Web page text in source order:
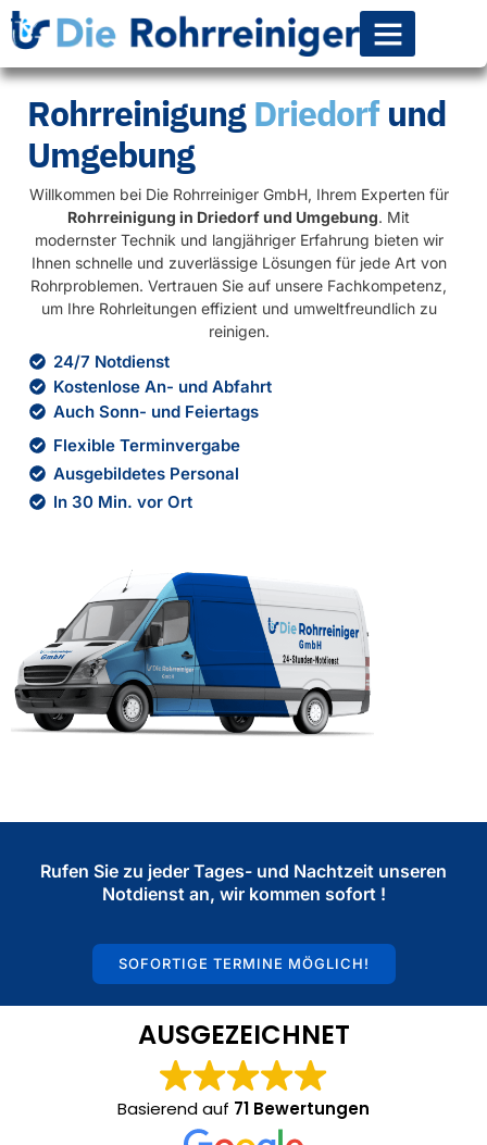
RohrreinigungDriedorf und
Umgebung
Willkommen bei Die Rohrreiniger GmbH, Ihrem Experten für
Rohrreinigung in Driedorf und Umgebung. Mit
modernster Technik und langjähriger Erfahrung bieten wir
Ihnen schnelle und zuverlässige Lösungen für jede Art von
Rohrproblemen. Vertrauen Sie auf unsere Fachkompetenz,
um Ihre Rohrleitungen effizient und umweltfreundlich zu
reinigen.
24/7 Notdienst
Kostenlose An- und Abfahrt
Auch Sonn- und Feiertags
Flexible Terminvergabe
Ausgebildetes Personal
In 30 Min. vor Ort
Rufen Sie zu jeder Tages- und Nachtzeit unseren
Notdienst an, wir kommen sofort !
SOFORTIGE TERMINE MÖGLICH!
AUSGEZEICHNET
Basierend auf 71 Bewertungen